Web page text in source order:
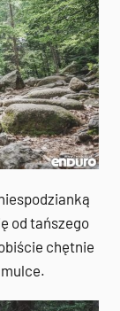
od tańszego
chętnie